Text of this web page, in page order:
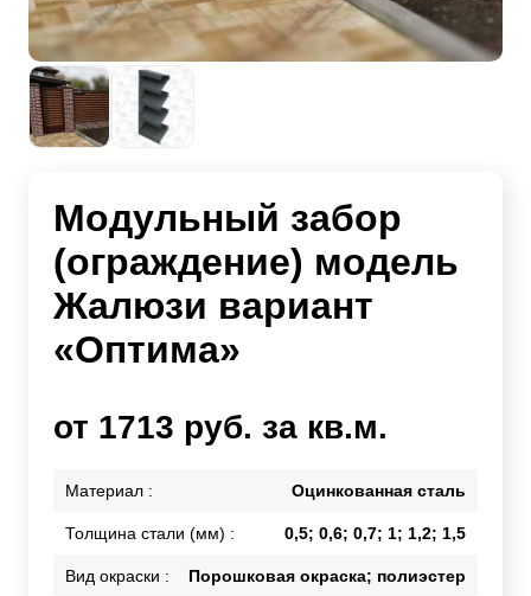
Модульный забор
(ограждение) модель
Жалюзи вариант
«Оптима»
от 1713 руб. за кв.м.
Материал : Оцинкованная сталь
Толщина стали (мм) : 0,5; 0,6; 0,7; 1; 1,2; 1,5
Вид окраски : Порошковая окраска; полиэстер